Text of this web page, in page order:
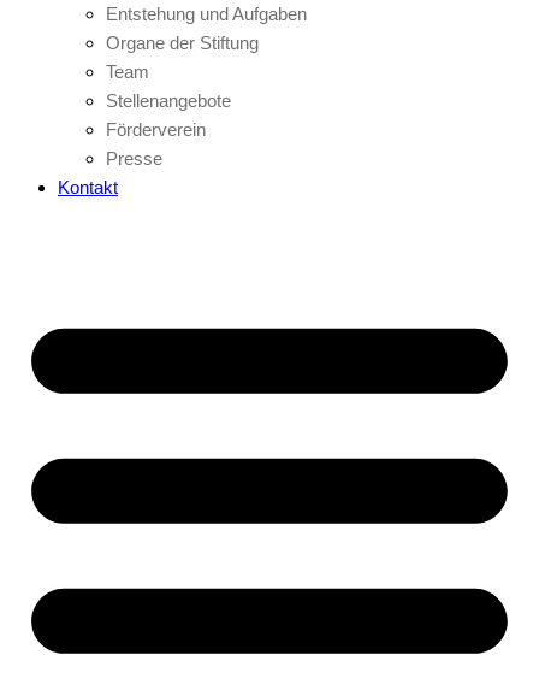
Entstehung und Aufgaben
Organe der Stiftung
Team
Stellenangebote
Förderverein
Presse
Kontakt